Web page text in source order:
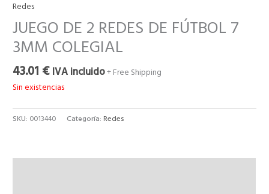
Redes
JUEGO DE 2 REDES DE FÚTBOL 7
3MM COLEGIAL
43.01 € IVA incluido+ Free Shipping
Sin existencias
SKU: 0013440 Categoría: Redes